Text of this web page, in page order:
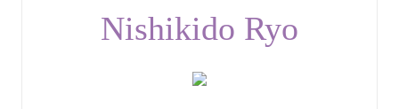
Nishikido Ryo